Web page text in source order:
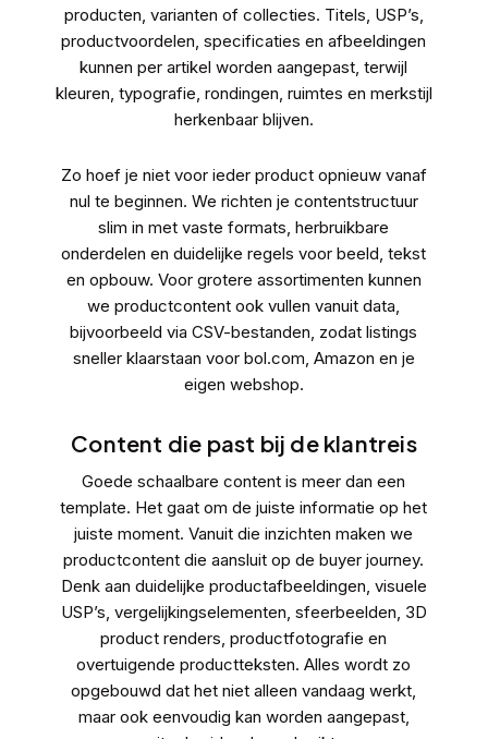
producten, varianten of collecties. Titels, USP’s,
productvoordelen, specificaties en afbeeldingen
kunnen per artikel worden aangepast, terwijl
kleuren, typografie, rondingen, ruimtes en merkstijl
herkenbaar blijven.
Zo hoef je niet voor ieder product opnieuw vanaf
nul te beginnen. We richten je contentstructuur
slim in met vaste formats, herbruikbare
onderdelen en duidelijke regels voor beeld, tekst
en opbouw. Voor grotere assortimenten kunnen
we productcontent ook vullen vanuit data,
bijvoorbeeld via CSV-bestanden, zodat listings
sneller klaarstaan voor bol.com, Amazon en je
eigen webshop.
Content die past bij de klantreis
Goede schaalbare content is meer dan een
template. Het gaat om de juiste informatie op het
juiste moment. Vanuit die inzichten maken we
productcontent die aansluit op de buyer journey.
Denk aan duidelijke productafbeeldingen, visuele
USP’s, vergelijkingselementen, sfeerbeelden, 3D
product renders,productfotografie en
overtuigende productteksten. Alles wordt zo
opgebouwd dat het niet alleen vandaag werkt,
maar ook eenvoudig kan worden aangepast,